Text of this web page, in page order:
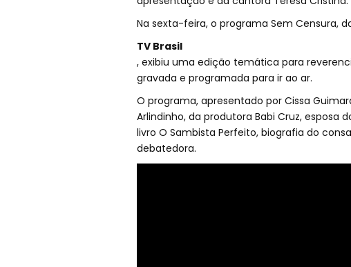
Na sexta-feira, o programa Sem Censura,
TV Brasil
, exibiu uma edição temática para
gravada e programada para ir ao ar.
O programa, apresentado por Cissa
Arlindinho, da produtora Babi Cruz, esposa
livro O Sambista Perfeito, biografia do
debatedora.